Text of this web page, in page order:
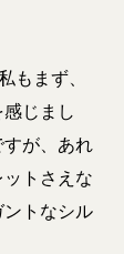
もまず、
じまし
が、あれ
トさえな
トなシル